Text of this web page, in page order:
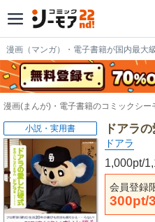
漫画（マンガ）・電子書籍が国内最大
漫画(まんが)・電子書籍のコミックシー
ドアラ
ドアラ
1,000pt/
会員登録
300pt/
小説・実用書